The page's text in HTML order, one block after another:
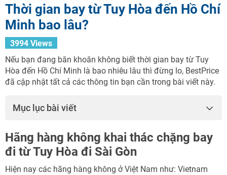
Thời gian bay từ Tuy Hòa đến Hồ Chí
Minh bao lâu?
3994 Views
Nếu bạn đang băn khoăn không biết thời gian bay từ Tuy
Hòa đến Hồ Chí Minh là bao nhiêu lâu thì đừng lo, BestPrice
đã cập nhật tất cả các thông tin bạn cần trong bài viết này.
Mục lục bài viết
Hãng hàng không khai thác chặng bay
đi từ Tuy Hòa đi Sài Gòn
Hiện nay các hãng hàng không ở Việt Nam như: Vietnam